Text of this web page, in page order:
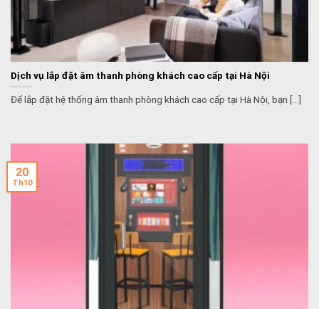
Dịch vụ lắp đặt âm thanh phòng khách cao cấp tại Hà Nội
Để lắp đặt hệ thống âm thanh phòng khách cao cấp tại Hà Nội, bạn [...]
20
Th10